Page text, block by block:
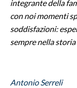
integrante della
con noi momenti
soddisfazioni:
sempre nella
Antonio Serreli